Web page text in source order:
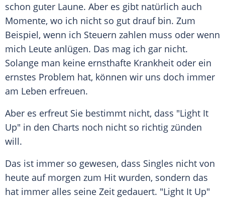
schon guter Laune. Aber es gibt natürlich auch
Momente, wo ich nicht so gut drauf bin. Zum
Beispiel, wenn ich Steuern zahlen muss oder wenn
mich Leute anlügen. Das mag ich gar nicht.
Solange man keine ernsthafte Krankheit oder ein
ernstes Problem hat, können wir uns doch immer
am Leben erfreuen.
Aber es erfreut Sie bestimmt nicht, dass "Light It
Up" in den Charts noch nicht so richtig zünden
will.
Das ist immer so gewesen, dass Singles nicht von
heute auf morgen zum Hit wurden, sondern das
hat immer alles seine Zeit gedauert. "Light It Up"